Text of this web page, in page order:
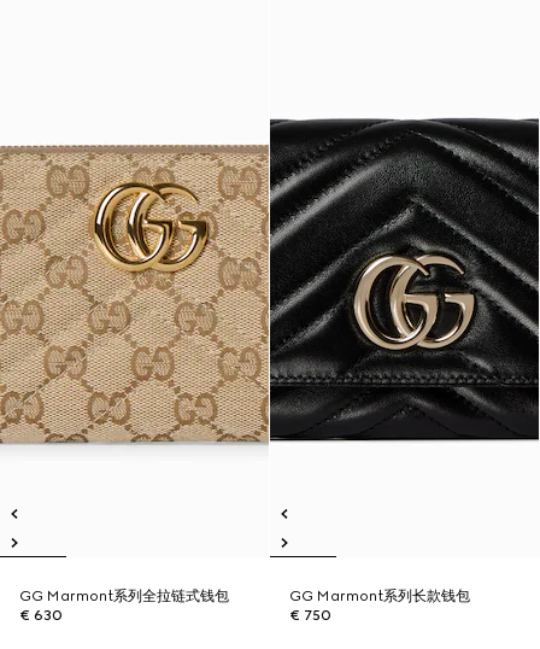
GG Marmont系列全拉链式钱包
€ 630
GG Marmont系列长款钱包
€ 750